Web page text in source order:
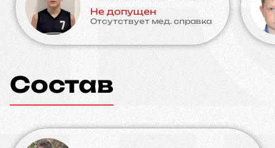
Не допущен
Отсутствует мед. справка
Состав